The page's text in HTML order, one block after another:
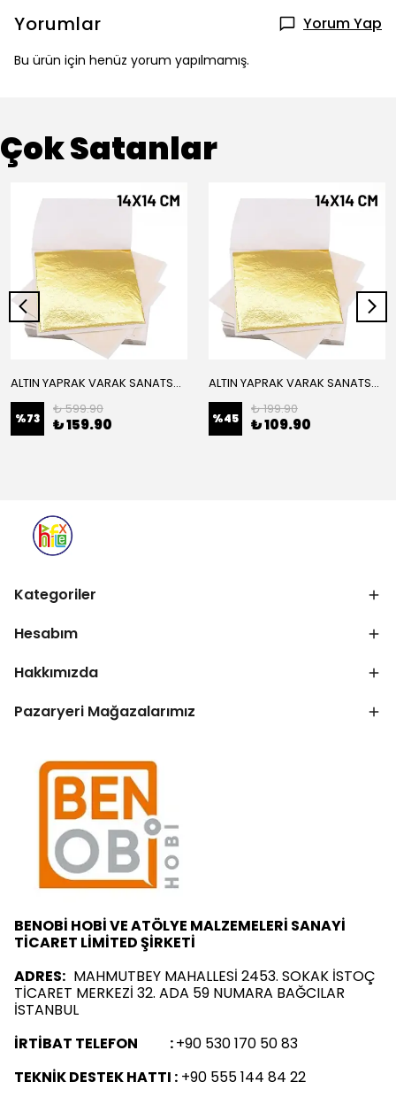
Yorumlar Yorum Yap
Bu ürün için henüz yorum yapılmamış.
Çok Satanlar
ALTIN YAPRAK VARAK SANATSAL BÜYÜK BOY FOLYO EPOKSİ REÇİNE NAİL ART 16 ADET 14X14 CM ALTIN RENK
%73
₺ 599.90
₺ 159.90
ALTIN YAPRAK VARAK SANATSAL BÜYÜK BOY FOLYO EPOKSİ REÇİNE NAİL ART 8 ADET ALTIN RENK 14X14 CM
%45
₺ 199.90
₺ 109.90
Kategoriler
Hesabım
Hakkımızda
Pazaryeri Mağazalarımız
BENOBİ HOBİ VE ATÖLYE MALZEMELERİ SANAYİ
TİCARET LİMİTED ŞİRKETİ
ADRES: MAHMUTBEY MAHALLESİ 2453. SOKAK İSTOÇ
TİCARET MERKEZİ 32. ADA 59 NUMARA BAĞCILAR
İSTANBUL
İRTİBAT TELEFON :+90 530 170 50 83
TEKNİK DESTEK HATTI : +90 555 144 84 22